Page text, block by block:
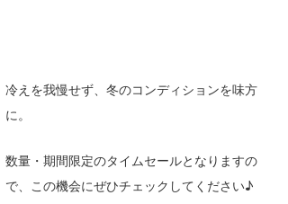
冷えを我慢せず、冬のコンディションを味方
に。
数量・期間限定のタイムセールとなりますの
で、この機会にぜひチェックしてください♪